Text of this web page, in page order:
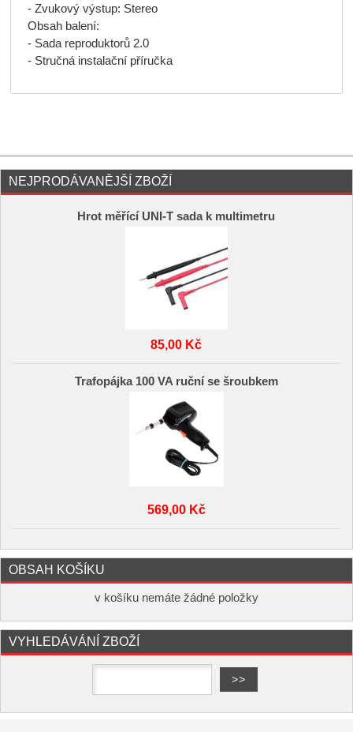
- Zvukový výstup: Stereo
Obsah balení:
- Sada reproduktorů 2.0
- Stručná instalační příručka
NEJPRODÁVANĚJŠÍ ZBOŽÍ
Hrot měřící UNI-T sada k multimetru
85,00 Kč
Trafopájka 100 VA ruční se šroubkem
569,00 Kč
OBSAH KOŠÍKU
v košíku nemáte žádné položky
VYHLEDÁVÁNÍ ZBOŽÍ